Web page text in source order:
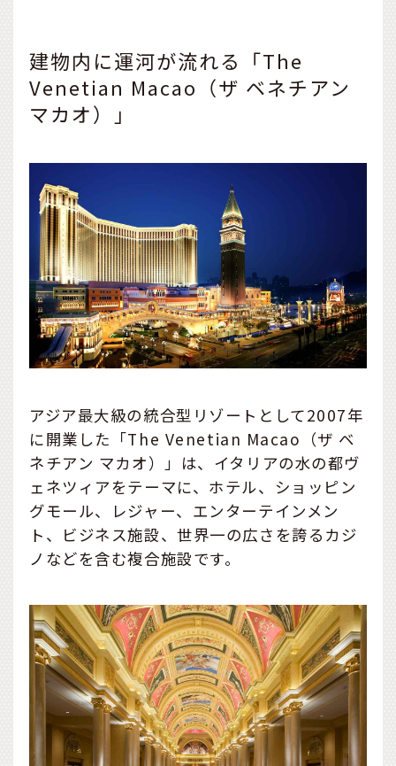
建物内に運河が流れる「The
Venetian Macao（ザ ベネチアン
マカオ）」
アジア最大級の統合型リゾートとして2007年
に開業した「The Venetian Macao（ザ ベ
ネチアン マカオ）」は、イタリアの水の都ヴ
ェネツィアをテーマに、ホテル、ショッピン
グモール、レジャー、エンターテインメン
ト、ビジネス施設、世界一の広さを誇るカジ
ノなどを含む複合施設です。